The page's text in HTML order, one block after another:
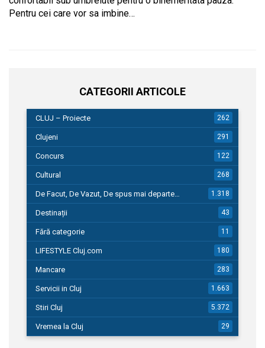
Pentru cei care vor sa imbine…
CATEGORII ARTICOLE
CLUJ – Proiecte 262
Clujeni 291
Concurs 122
Cultural 268
De Facut, De Vazut, De spus mai departe… 1.318
Destinații 43
Fără categorie 11
LIFESTYLE Cluj.com 180
Mancare 283
Servicii in Cluj 1.663
Stiri Cluj 5.372
Vremea la Cluj 29